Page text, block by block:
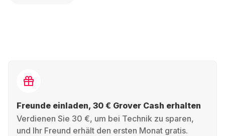
Freunde einladen, 30 € Grover Cash erhalten
Verdienen Sie 30 €, um bei Technik zu sparen,
und Ihr Freund erhält den ersten Monat gratis.